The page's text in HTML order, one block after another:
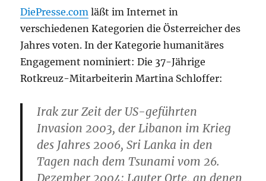
DiePresse.com läßt im Internet in
verschiedenen Kategorien die Österreicher des
Jahres voten. In der Kategorie humanitäres
Engagement nominiert: Die 37-Jährige
Rotkreuz-Mitarbeiterin Martina Schloffer:
Irak zur Zeit der US-geführten
Invasion 2003, der Libanon im Krieg
des Jahres 2006, Sri Lanka in den
Tagen nach dem Tsunami vom 26.
Dezember 2004: Lauter Orte, an denen